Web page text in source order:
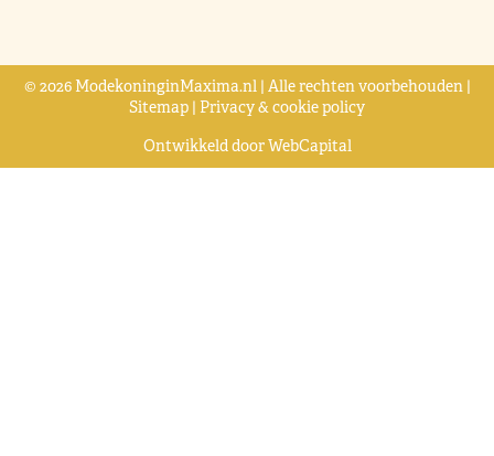
© 2026 ModekoninginMaxima.nl | Alle rechten voorbehouden |
Sitemap | Privacy & cookie policy
Ontwikkeld doorWebCapital